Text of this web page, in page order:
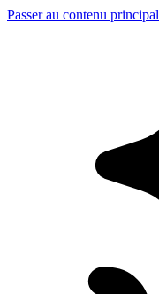
Passer au contenu principal